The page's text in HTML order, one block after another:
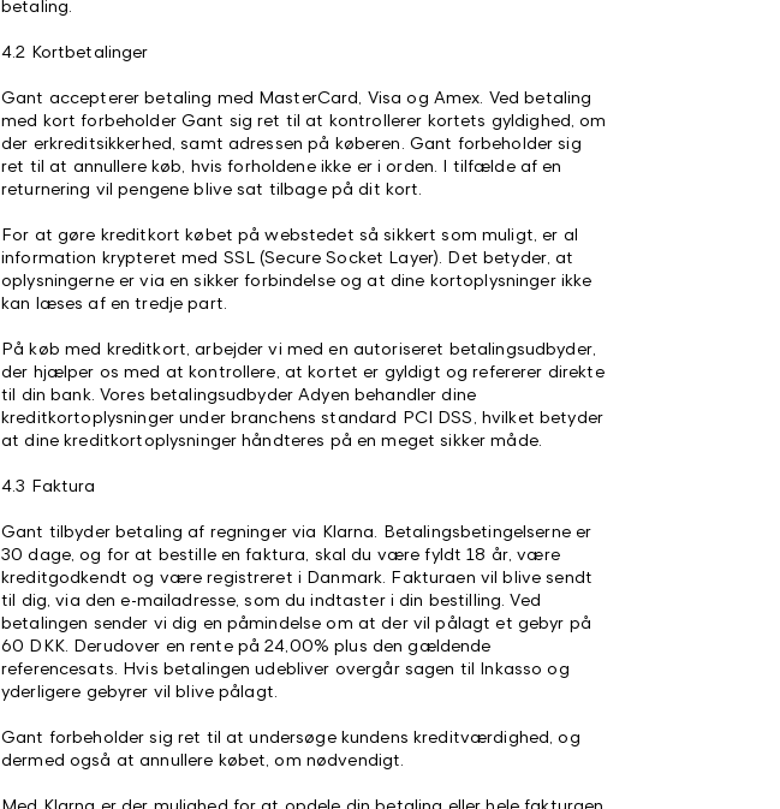
betaling.
4.2 Kortbetalinger
Gant accepterer betaling med MasterCard, Visa og Amex. Ved betaling
med kort forbeholder Gant sig ret til at kontrollerer kortets gyldighed, om
der erkreditsikkerhed, samt adressen på køberen. Gant forbeholder sig
ret til at annullere køb, hvis forholdene ikke er i orden. I tilfælde af en
returnering vil pengene blive sat tilbage på dit kort.
For at gøre kreditkort købet på webstedet så sikkert som muligt, er al
information krypteret med SSL (Secure Socket Layer). Det betyder, at
oplysningerne er via en sikker forbindelse og at dine kortoplysninger ikke
kan læses af en tredje part.
På køb med kreditkort, arbejder vi med en autoriseret betalingsudbyder,
der hjælper os med at kontrollere, at kortet er gyldigt og refererer direkte
til din bank. Vores betalingsudbyder Adyen behandler dine
kreditkortoplysninger under branchens standard PCI DSS, hvilket betyder
at dine kreditkortoplysninger håndteres på en meget sikker måde.
4.3 Faktura
Gant tilbyder betaling af regninger via Klarna. Betalingsbetingelserne er
30 dage, og for at bestille en faktura, skal du være fyldt 18 år, være
kreditgodkendt og være registreret i Danmark. Fakturaen vil blive sendt
til dig, via den e-mailadresse, som du indtaster i din bestilling. Ved
betalingen sender vi dig en påmindelse om at der vil pålagt et gebyr på
60 DKK. Derudover en rente på 24,00% plus den gældende
referencesats. Hvis betalingen udebliver overgår sagen til Inkasso og
yderligere gebyrer vil blive pålagt.
Gant forbeholder sig ret til at undersøge kundens kreditværdighed, og
dermed også at annullere købet, om nødvendigt.
Med Klarna er der mulighed for at opdele din betaling eller hele fakturaen